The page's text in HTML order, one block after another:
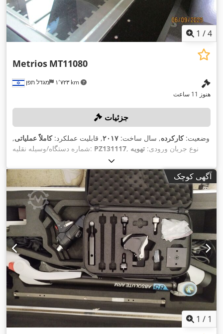
1 /4
מגדל תפן ۱٬۷۲۳ km
Metrios MT11080
هنوز 11 ساعت
جزئیات
وضعیت:کارکرده, سال ساخت: ۲۰۱۷, قابلیت عملکرد:کاملاً عملیاتی,
شماره دستگاه/وسیله نقلیه: PZ131117 , نوع جریان ورودی: تهویه
, فرکانس ورودی:
۵۰ هرتز,
آگهی کوچک
1 / 1